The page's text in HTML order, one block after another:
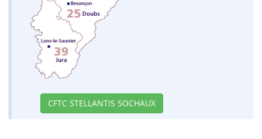
CFTC STELLANTIS SOCHAUX